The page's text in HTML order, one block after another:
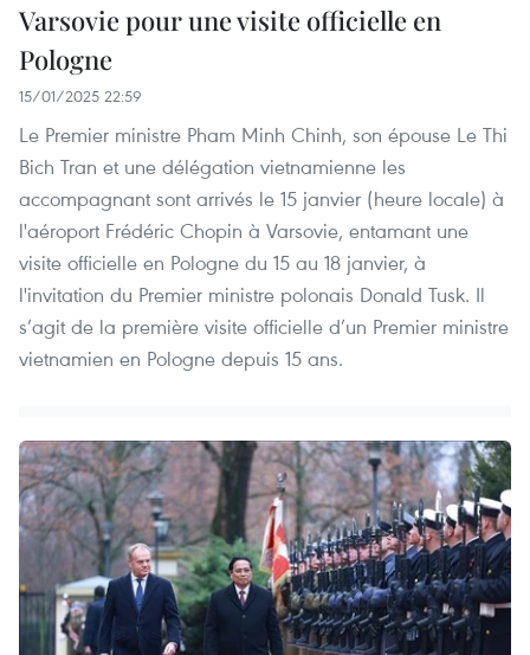
Varsovie pour une visite officielle en
Pologne
15/01/2025 22:59
Le Premier ministre Pham Minh Chinh, son épouse Le Thi
Bich Tran et une délégation vietnamienne les
accompagnant sont arrivés le 15 janvier (heure locale) à
l'aéroport Frédéric Chopin à Varsovie, entamant une
visite officielle en Pologne du 15 au 18 janvier, à
l'invitation du Premier ministre polonais Donald Tusk. Il
s’agit de la première visite officielle d’un Premier ministre
vietnamien en Pologne depuis 15 ans.